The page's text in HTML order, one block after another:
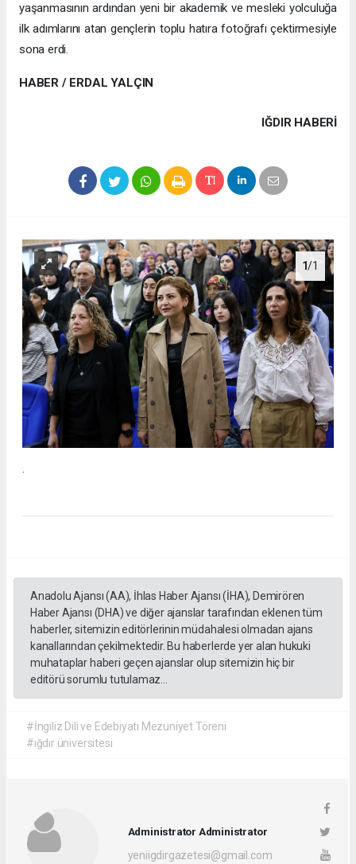
yaşanmasının ardından yeni bir akademik ve mesleki yolculuğa
ilk adımlarını atan gençlerin toplu hatıra fotoğrafı çektirmesiyle
sona erdi.
HABER / ERDAL YALÇIN
IĞDIR HABERİ
1/1
Anadolu Ajansı (AA), İhlas Haber Ajansı (İHA), Demirören
Haber Ajansı (DHA) ve diğer ajanslar tarafından eklenen tüm
haberler, sitemizin editörlerinin müdahalesi olmadan ajans
kanallarından çekilmektedir. Bu haberlerde yer alan hukuki
muhataplar haberi geçen ajanslar olup sitemizin hiç bir
editörü sorumlu tutulamaz...
#İngiliz Dili ve Edebiyatı Mezuniyet Töreni
#ığdır üniversitesi
Administrator Administrator
yeniigdirgazetesi@gmail.com